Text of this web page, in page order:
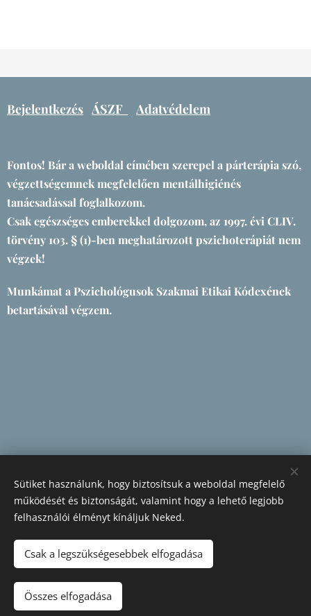
Bejelentkezés ÁSZF Adatvédelem
Fontos! Bár a weboldal címében szerepel a párterápia szó,
végzettségemnek megfelelően mentálhigiénés
tanácsadással foglalkozom.
Csak egészséges emberekkel dolgozom, az 1997. évi CLIV.
törvény 103. § (1)-ben meghatározott pszichoterápiát nem
végzek!
Munkámat a Pszichológusok Szakmai Etikai Kódexének
betartásával végzem.
Sütiket használunk, hogy biztosítsuk a weboldal megfelelő
működését és biztonságát, valamint hogy a lehető legjobb
felhasználói élményt kínáljuk Neked.
Csak a legszükségesebbek elfogadása
Összes elfogadása